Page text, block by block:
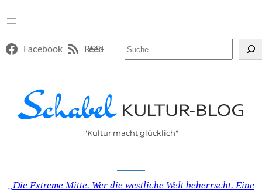
Facebook RSS-Feed
"Kultur macht glücklich"
„Die Extreme Mitte. Wer die westliche Welt beherrscht. Eine